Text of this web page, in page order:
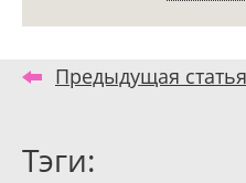
Предыдущая статья
Тэги: